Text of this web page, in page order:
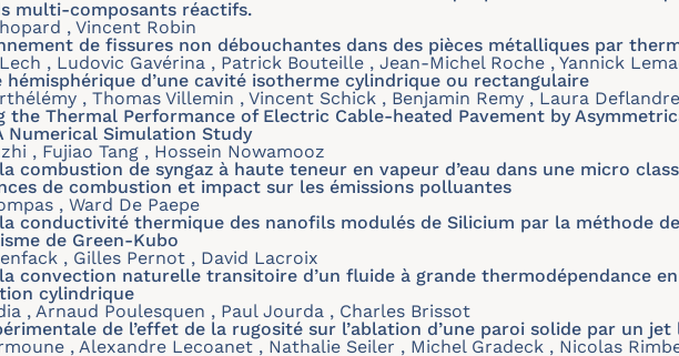
multi-composants réactifs.
, Vincent Robin
de fissures non débouchantes dans des pièces métalliques par
, Ludovic Gavérina , Patrick Bouteille , Jean-Michel Roche , Yannick
hémisphérique d’une cavité isotherme cylindrique ou rectangulaire
, Thomas Villemin , Vincent Schick , Benjamin Remy , Laura
the Thermal Performance of Electric Cable-heated Pavement by
Numerical Simulation Study
, Fujiao Tang , Hossein Nowamooz
combustion de syngaz à haute teneur en vapeur d’eau dans une micro
de combustion et impact sur les émissions polluantes
, Ward De Paepe
conductivité thermique des nanofils modulés de Silicium par la méthode
de Green-Kubo
, Gilles Pernot , David Lacroix
convection naturelle transitoire d’un fluide à grande thermodépendance
cylindrique
, Arnaud Poulesquen , Paul Jourda , Charles Brissot
de l’effet de la rugosité sur l’ablation d’une paroi solide par un jet
, Alexandre Lecoanet , Nathalie Seiler , Michel Gradeck , Nicolas